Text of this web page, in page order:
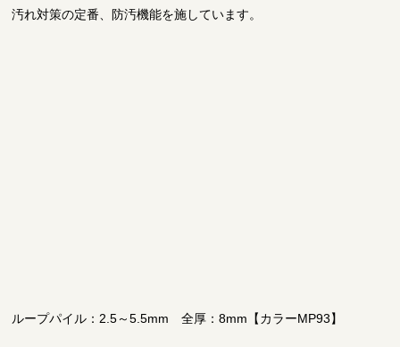
汚れ対策の定番、防汚機能を施しています。
ループパイル：2.5～5.5mm 全厚：8mm【カラーMP93】